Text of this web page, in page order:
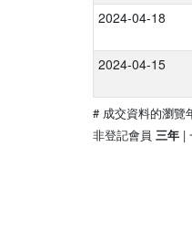
2024-04-18
2024-04-15
# 成交資料的瀏覽
非登記會員 三年 |